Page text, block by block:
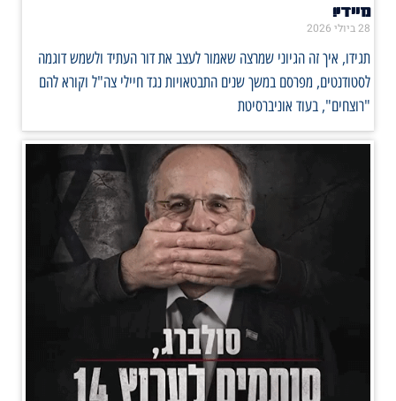
מיידי!
28 ביולי 2026
תגידו, איך זה הגיוני שמרצה שאמור לעצב את דור העתיד ולשמש דוגמה
לסטודנטים, מפרסם במשך שנים התבטאויות נגד חיילי צה"ל וקורא להם
"רוצחים", בעוד אוניברסיטת